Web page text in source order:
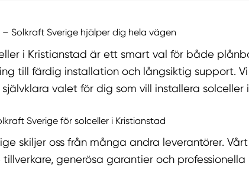
– Solkraft Sverige hjälper dig hela vägen
i Kristianstad är ett smart val för både
till färdig installation och långsiktig support.
valet för dig som vill installera solceller
Sverige för solceller i Kristianstad
skiljer oss från många andra leverantörer.
generösa garantier och